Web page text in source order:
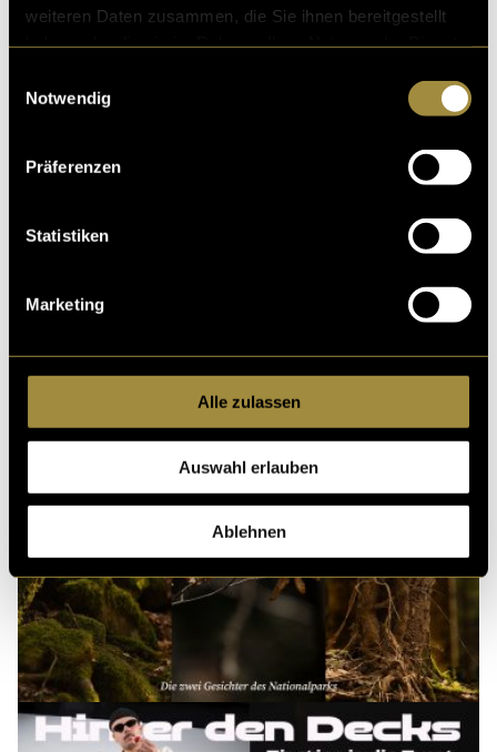
weiteren Daten zusammen, die Sie ihnen bereitgestellt
Notwendig
Präferenzen
Statistiken
Marketing
Alle zulassen
Auswahl erlauben
Ablehnen